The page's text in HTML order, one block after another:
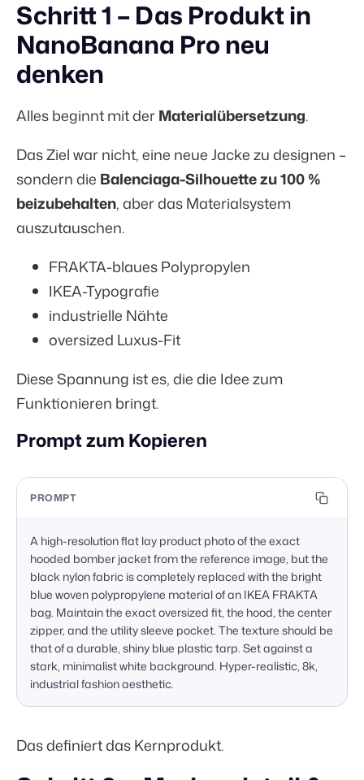
Schritt 1 – Das Produkt in
NanoBanana Pro neu
denken
Alles beginnt mit derMaterialübersetzung.
Das Ziel war nicht, eine neue Jacke zu designen –
sondern die Balenciaga-Silhouette zu 100 %
beizubehalten, aber das Materialsystem
auszutauschen.
FRAKTA-blaues Polypropylen
IKEA-Typografie
industrielle Nähte
oversized Luxus-Fit
Diese Spannung ist es, die die Idee zum
Funktionieren bringt.
Prompt zum Kopieren
PROMPT
A high-resolution flat lay product photo of the exact
hooded bomber jacket from the reference image, but the
black nylon fabric is completely replaced with the bright
blue woven polypropylene material of an IKEA FRAKTA
bag. Maintain the exact oversized fit, the hood, the center
zipper, and the utility sleeve pocket. The texture should be
that of a durable, shiny blue plastic tarp. Set against a
stark, minimalist white background. Hyper-realistic, 8k,
industrial fashion aesthetic.
Das definiert das Kernprodukt.